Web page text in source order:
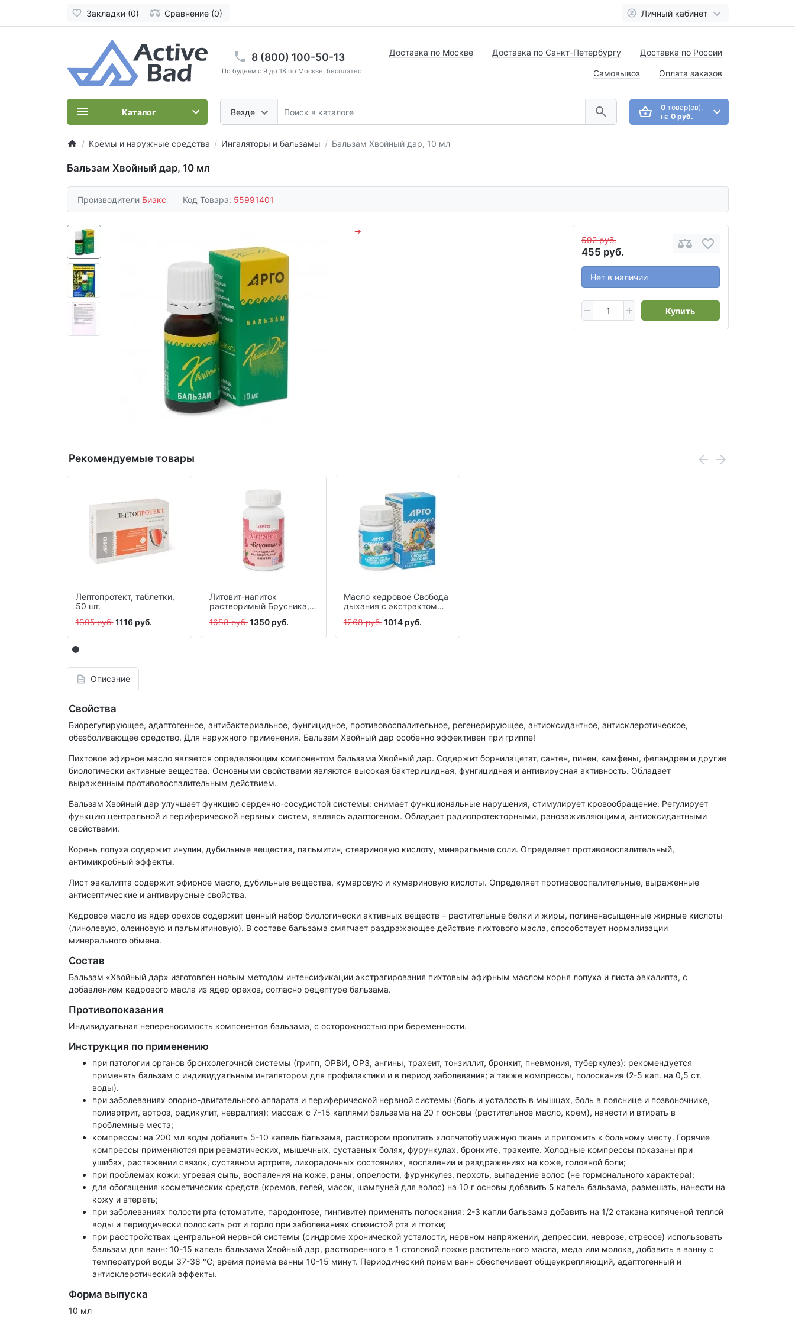
Закладки (0) Сравнение (0) Личный кабинет
8 (800) 100-50-13
По будням с 9 до 18 по Москве, бесплатно
Везде
Доставка по Москве Доставка по Санкт-Петербургу Доставка по России
Самовывоз Оплата заказов
0товар(ов),
на 0 руб.
Каталог
Кремы и наружные средства Ингаляторы и бальзамы Бальзам Хвойный дар, 10 мл
Бальзам Хвойный дар, 10 мл
Производители Биакс Код Товара: 55991401
592 руб.
455 руб.
Нет в наличии
Купить
→
Рекомендуемые товары
Лептопротект, таблетки,
50 шт.
1395 руб. 1116 руб.
Литовит-напиток
растворимый Брусника,
1688 руб.1350 руб.
Масло кедровое Свобода
дыхания с экстрактом
1268 руб.1014 руб.
Описание
Свойства
Биорегулирующее, адаптогенное, антибактериальное, фунгицидное, противовоспалительное, регенерирующее, антиоксидантное, антисклеротическое,
обезболивающее средство. Для наружного применения. Бальзам Хвойный дар особенно эффективен при гриппе!
Пихтовое эфирное масло является определяющим компонентом бальзама Хвойный дар. Содержит борнилацетат, сантен, пинен, камфены, феландрен и другие
биологически активные вещества. Основными свойствами являются высокая бактерицидная, фунгицидная и антивирусная активность. Обладает
выраженным противовоспалительным действием.
Бальзам Хвойный дар улучшает функцию сердечно-сосудистой системы: снимает функциональные нарушения, стимулирует кровообращение. Регулирует
функцию центральной и периферической нервных систем, являясь адаптогеном. Обладает радиопротекторными, ранозаживляющими, антиоксидантными
свойствами.
Корень лопуха содержит инулин, дубильные вещества, пальмитин, стеариновую кислоту, минеральные соли. Определяет противовоспалительный,
антимикробный эффекты.
Лист эвкалипта содержит эфирное масло, дубильные вещества, кумаровую и кумариновую кислоты. Определяет противовоспалительные, выраженные
антисептические и антивирусные свойства.
Кедровое масло из ядер орехов содержит ценный набор биологически активных веществ – растительные белки и жиры, полиненасыщенные жирные кислоты
(линолевую, олеиновую и пальмитиновую). В составе бальзама смягчает раздражающее действие пихтового масла, способствует нормализации
минерального обмена.
Состав
Бальзам «Хвойный дар» изготовлен новым методом интенсификации экстрагирования пихтовым эфирным маслом корня лопуха и листа эвкалипта, с
добавлением кедрового масла из ядер орехов, согласно рецептуре бальзама.
Противопоказания
Индивидуальная непереносимость компонентов бальзама, с осторожностью при беременности.
Инструкция по применению
при патологии органов бронхолегочной системы (грипп, ОРВИ, ОРЗ, ангины, трахеит, тонзиллит, бронхит, пневмония, туберкулез): рекомендуется
применять бальзам с индивидуальным ингалятором для профилактики и в период заболевания; а также компрессы, полоскания (2-5 кап. на 0,5 ст.
воды).
при заболеваниях опорно-двигательного аппарата и периферической нервной системы (боль и усталость в мышцах, боль в пояснице и позвоночнике,
полиартрит, артроз, радикулит, невралгия): массаж с 7-15 каплями бальзама на 20 г основы (растительное масло, крем), нанести и втирать в
проблемные места;
компрессы: на 200 мл воды добавить 5-10 капель бальзама, раствором пропитать хлопчатобумажную ткань и приложить к больному месту. Горячие
компрессы применяются при ревматических, мышечных, суставных болях, фурункулах, бронхите, трахеите. Холодные компрессы показаны при
ушибах, растяжении связок, суставном артрите, лихорадочных состояниях, воспалении и раздражениях на коже, головной боли;
при проблемах кожи: угревая сыпь, воспаления на коже, раны, опрелости, фурункулез, перхоть, выпадение волос (не гормонального характера);
для обогащения косметических средств (кремов, гелей, масок, шампуней для волос) на 10 г основы добавить 5 капель бальзама, размешать, нанести на
кожу и втереть;
при заболеваниях полости рта (стоматите, пародонтозе, гингивите) применять полоскания: 2-3 капли бальзама добавить на 1/2 стакана кипяченой теплой
воды и периодически полоскать рот и горло при заболеваниях слизистой рта и глотки;
при расстройствах центральной нервной системы (синдроме хронической усталости, нервном напряжении, депрессии, неврозе, стрессе) использовать
бальзам для ванн: 10-15 капель бальзама Хвойный дар, растворенного в 1 столовой ложке растительного масла, меда или молока, добавить в ванну с
температурой воды 37-38 °С; время приема ванны 10-15 минут. Периодический прием ванн обеспечивает общеукрепляющий, адаптогенный и
антисклеротический эффекты.
Форма выпуска
10 мл